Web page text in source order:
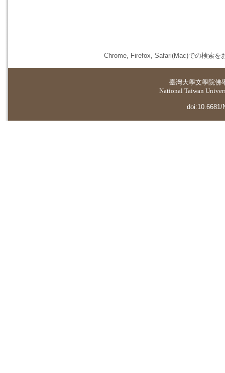
Chrome, Firefox, Safari(Mac)での検索を
臺灣大學文學院佛
National Taiwan
doi:10.6681/